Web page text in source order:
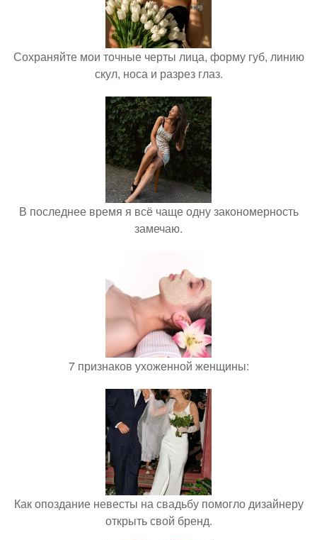
Сохраняйте мои точные черты лица, форму губ, линию
скул, носа и разрез глаз.
В последнее время я всё чаще одну закономерность
замечаю.
7 признаков ухоженной женщины:
Как опоздание невесты на свадьбу помогло дизайнеру
открыть свой бренд.